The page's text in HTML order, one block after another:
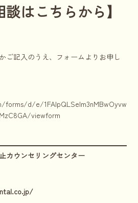
談はこちらから】
ご記入のうえ、フォームよりお申し
d/e/
viewform
カウンセリングセンター